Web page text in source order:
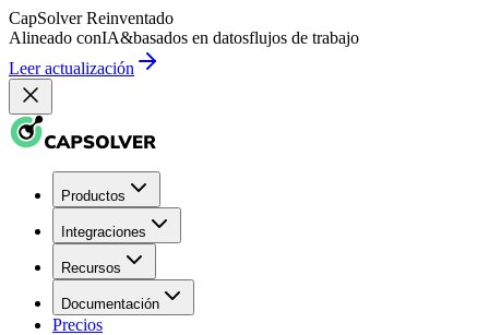
CapSolver Reinventado
Alineado conIA&basados en datosflujos de trabajo
Leer actualización
Productos
Integraciones
Recursos
Documentación
Precios